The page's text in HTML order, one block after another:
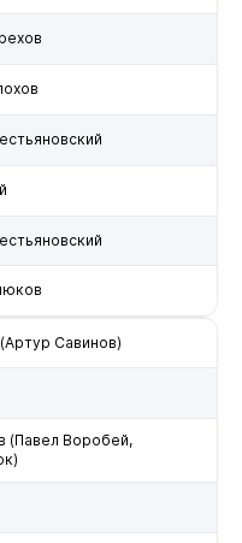
Савинов)
(Павел Воробей,